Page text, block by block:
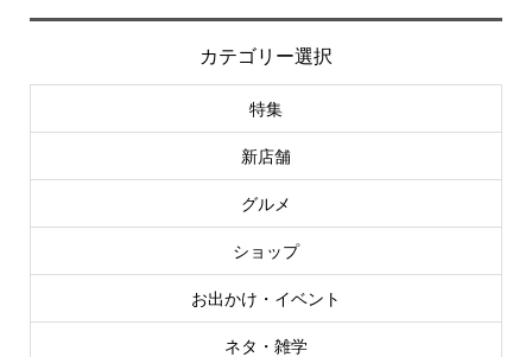
カテゴリー選択
特集
新店舗
グルメ
ショップ
お出かけ・イベント
ネタ・雑学